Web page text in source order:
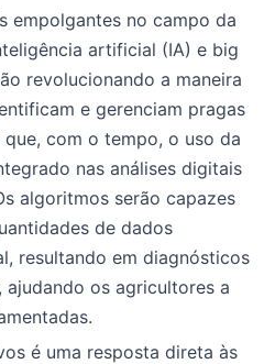
empolgantes no campo da
artificial (IA) e big
revolucionando a maneira
e gerenciam pragas
com o tempo, o uso da
nas análises digitais
algoritmos serão capazes
de dados
resultando em diagnósticos
ajudando os agricultores a
é uma resposta direta às